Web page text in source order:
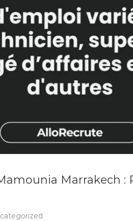
Marrakech :